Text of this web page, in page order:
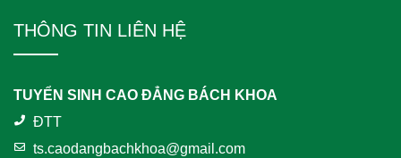
THÔNG TIN LIÊN HỆ
TUYỂN SINH CAO ĐẲNG BÁCH KHOA
ĐTT
ts.caodangbachkhoa@gmail.com